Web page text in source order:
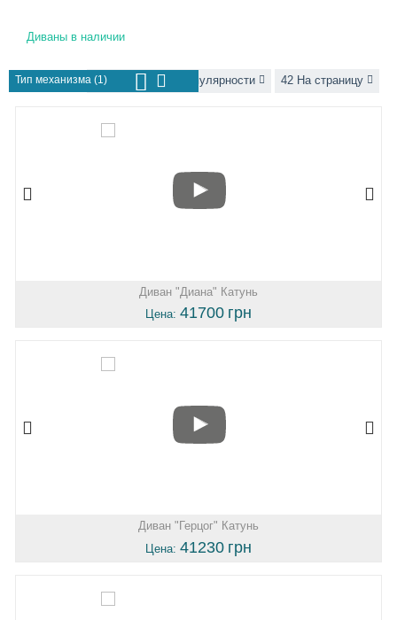
Диваны в наличии
Тип механизма (1)Сортировать по популярности 42 На страницу
Диван "Диана" Катунь
Цена: 41700 грн
Диван "Герцог" Катунь
Цена: 41230 грн